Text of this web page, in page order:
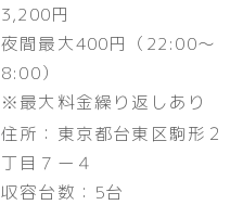
3,200円
夜間最大400円（22:00～
8:00）
※最大料金繰り返しあり
住所：東京都台東区駒形２
丁目７ー４
収容台数：5台